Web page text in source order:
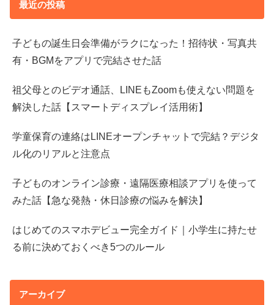
最近の投稿
子どもの誕生日会準備がラクになった！招待状・写真共
有・BGMをアプリで完結させた話
祖父母とのビデオ通話、LINEもZoomも使えない問題を
解決した話【スマートディスプレイ活用術】
学童保育の連絡はLINEオープンチャットで完結？デジタ
ル化のリアルと注意点
子どものオンライン診療・遠隔医療相談アプリを使って
みた話【急な発熱・休日診療の悩みを解決】
はじめてのスマホデビュー完全ガイド｜小学生に持たせ
る前に決めておくべき5つのルール
アーカイブ